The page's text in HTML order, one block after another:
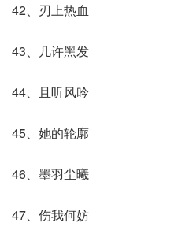
42、刃上热血
43、几许黑发
44、且听风吟
45、她的轮廓
46、墨羽尘曦
47、伤我何妨